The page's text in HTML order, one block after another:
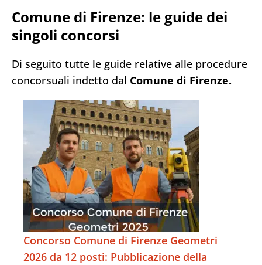
Comune di Firenze: le guide dei
singoli concorsi
Di seguito tutte le guide relative alle procedure
concorsuali indetto dal Comune di Firenze.
Concorso Comune di Firenze Geometri
2026 da 12 posti: Pubblicazione della